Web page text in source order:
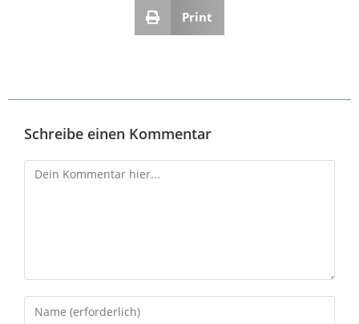
Print
Schreibe einen Kommentar